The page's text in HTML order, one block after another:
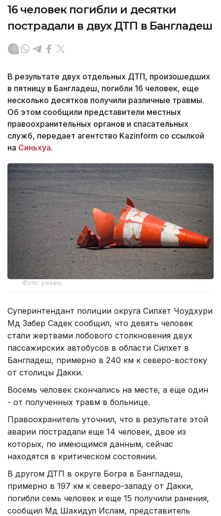
16 человек погибли и десятки
пострадали в двух ДТП в Бангладеш
В результате двух отдельных ДТП, произошедших
в пятницу в Бангладеш, погибли 16 человек, еще
несколько десятков получили различные травмы.
Об этом сообщили представители местных
правоохранительных органов и спасательных
служб, передает агентство Kazinform со ссылкой
на Синьхуа.
Фото: pexels
Суперинтендант полиции округа Силхет Чоудхури
Мд Забер Садек сообщил, что девять человек
стали жертвами лобового столкновения двух
пассажирских автобусов в области Силхет в
Бангладеш, примерно в 240 км к северо-востоку
от столицы Дакки.
Восемь человек скончались на месте, а еще один
- от полученных травм в больнице.
Правоохранитель уточнил, что в результате этой
аварии пострадали еще 14 человек, двое из
которых, по имеющимся данным, сейчас
находятся в критическом состоянии.
В другом ДТП в округе Богра в Бангладеш,
примерно в 197 км к северо-западу от Дакки,
погибли семь человек и еще 15 получили ранения,
сообщил Мд Шахидул Ислам, представитель